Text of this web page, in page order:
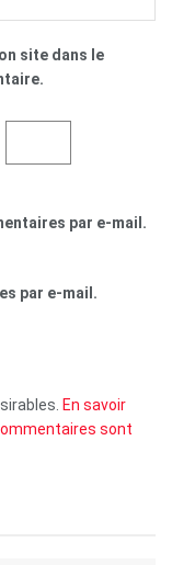
site dans le
par e-mail.
par e-mail.
En savoir
sont